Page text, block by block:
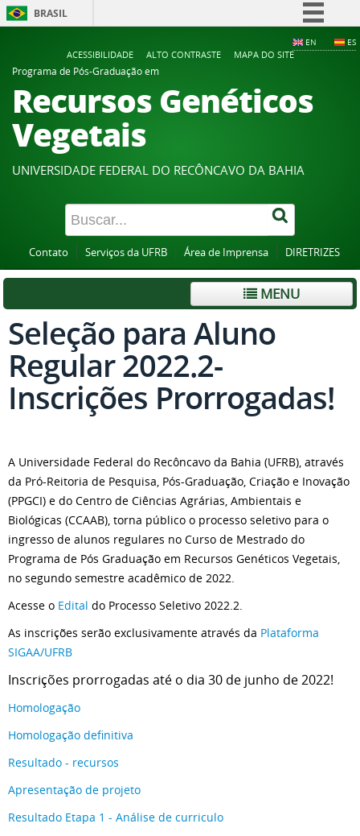
BRASIL
Participe
Acesso à informação
Canais
EN ES
ACESSIBILIDADE ALTO CONTRASTE
MAPA DO SITE
Programa de Pós-Graduação em
Recursos Genéticos
Vegetais
UNIVERSIDADE FEDERAL DO RECÔNCAVO DA BAHIA
Contato Serviços da UFRB Área de Imprensa DIRETRIZES
MENU
Seleção para Aluno
Regular 2022.2-
Inscrições Prorrogadas!
A Universidade Federal do Recôncavo da Bahia (UFRB), através
da Pró-Reitoria de Pesquisa, Pós-Graduação, Criação e Inovação
(PPGCI) e do Centro de Ciências Agrárias, Ambientais e
Biológicas (CCAAB), torna público o processo seletivo para o
ingresso de alunos regulares no Curso de Mestrado do
Programa de Pós Graduação em Recursos Genéticos Vegetais,
no segundo semestre acadêmico de 2022.
Acesse o Edital do Processo Seletivo 2022.2.
As inscrições serão exclusivamente através da Plataforma
SIGAA/UFRB
Inscrições prorrogadas até o dia 30 de junho de 2022!
Homologação
Homologação definitiva
Resultado - recursos
Apresentação de projeto
Resultado Etapa 1 - Análise de curriculo